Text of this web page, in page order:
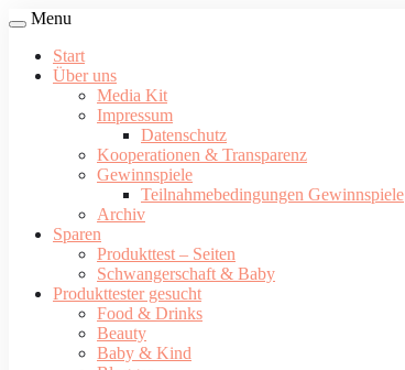
Menu
Start
Über uns
Media Kit
Impressum
Datenschutz
Kooperationen & Transparenz
Gewinnspiele
Teilnahmebedingungen Gewinnspiele
Archiv
Sparen
Produkttest – Seiten
Schwangerschaft & Baby
Produkttester gesucht
Food & Drinks
Beauty
Baby & Kind